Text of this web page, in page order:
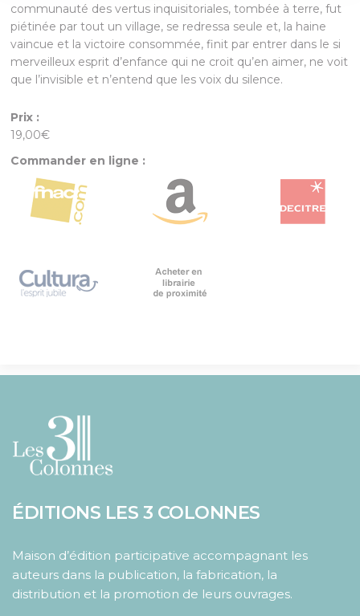
communauté des vertus inquisitoriales, tombée à terre, fut
piétinée par tout un village, se redressa seule et, la haine
vaincue et la victoire consommée, finit par entrer dans le si
merveilleux esprit d’enfance qui ne croit qu’en aimer, ne voit
que l’invisible et n’entend que les voix du silence.
Prix :
19,00€
Commander en ligne :
ÉDITIONS LES 3 COLONNES
Maison d’édition participative accompagnant les
auteurs dans la publication, la fabrication, la
distribution et la promotion de leurs ouvrages.